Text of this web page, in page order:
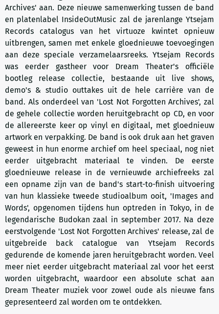
Archives' aan. Deze nieuwe samenwerking tussen de band
en platenlabel InsideOutMusic zal de jarenlange Ytsejam
Records catalogus van het virtuoze kwintet opnieuw
uitbrengen, samen met enkele gloednieuwe toevoegingen
aan deze speciale verzamelaarsreeks. Ytsejam Records
was eerder gastheer voor Dream Theater's officiële
bootleg release collectie, bestaande uit live shows,
demo's & studio outtakes uit de hele carrière van de
band. Als onderdeel van 'Lost Not Forgotten Archives', zal
de gehele collectie worden heruitgebracht op CD, en voor
de allereerste keer op vinyl en digitaal, met gloednieuw
artwork en verpakking. De band is ook druk aan het graven
geweest in hun enorme archief om heel speciaal, nog niet
eerder uitgebracht materiaal te vinden. De eerste
gloednieuwe release in de vernieuwde archiefreeks zal
een opname zijn van de band's start-to-finish uitvoering
van hun klassieke tweede studioalbum ooit, 'Images and
Words', opgenomen tijdens hun optreden in Tokyo, in de
legendarische Budokan zaal in september 2017. Na deze
eerstvolgende 'Lost Not Forgotten Archives' release, zal de
uitgebreide back catalogue van Ytsejam Records
gedurende de komende jaren heruitgebracht worden. Veel
meer niet eerder uitgebracht materiaal zal voor het eerst
worden uitgebracht, waardoor een absolute schat aan
Dream Theater muziek voor zowel oude als nieuwe fans
gepresenteerd zal worden om te ontdekken.